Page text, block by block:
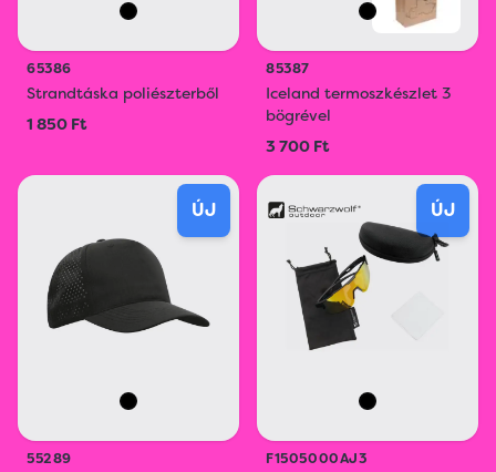
65386
Strandtáska poliészterből
1 850 Ft
85387
Iceland termoszkészlet 3
bögrével
3 700 Ft
ÚJ
55289
ÚJ
F1505000AJ3